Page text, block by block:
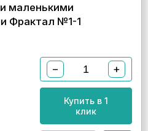
маленькими
Фрактал №1-1
− +
Купить в 1
клик